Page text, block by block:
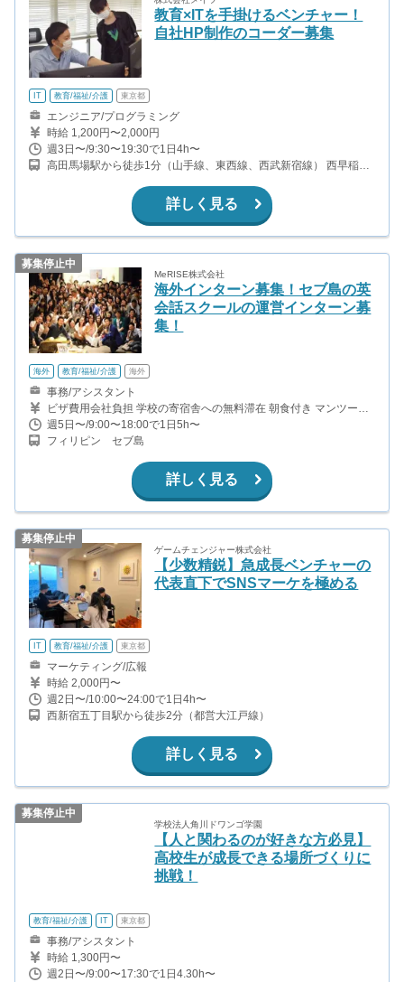
教育×ITを手掛けるベンチャー！
自社HP制作のコーダー募集
IT 教育/福祉/介護 東京都
エンジニア/プログラミング
時給 1,200円〜2,000円
週3日〜/9:30〜19:30で1日4h〜
高田馬場駅から徒歩1分（山手線、東西線、西武新宿線） 西早稲田
詳しく見る
募集停止中
MeRISE株式会社
海外インターン募集！セブ島の英
会話スクールの運営インターン募
集！
海外 教育/福祉/介護 海外
事務/アシスタント
ビザ費用会社負担 学校の寄宿舎への無料滞在 朝食付き マンツーマ
ン英語レッスンを受講可能(※繁忙期除く） TOEIC受験費用補助（3
ヶ月に1回） ※現地への渡航費のみ自己負担となります。
週5日〜/9:00〜18:00で1日5h〜
フィリピン セブ島
詳しく見る
募集停止中
ゲームチェンジャー株式会社
【少数精鋭】急成長ベンチャーの
代表直下でSNSマーケを極める
IT 教育/福祉/介護 東京都
マーケティング/広報
時給 2,000円〜
週2日〜/10:00〜24:00で1日4h〜
西新宿五丁目駅から徒歩2分（都営大江戸線）
詳しく見る
募集停止中
学校法人角川ドワンゴ学園
【人と関わるのが好きな方必見】
高校生が成長できる場所づくりに
挑戦！
教育/福祉/介護 IT 東京都
事務/アシスタント
時給 1,300円〜
週2日〜/9:00〜17:30で1日4.30h〜